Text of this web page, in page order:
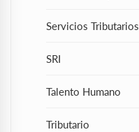
Servicios Tributarios
SRI
Talento Humano
Tributario